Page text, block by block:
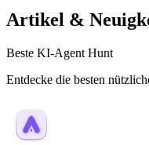
Artikel &
Beste KI-Agent Hunt
Entdecke die besten